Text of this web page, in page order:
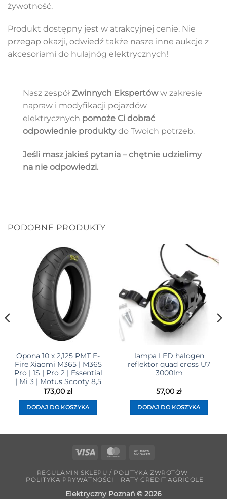
żywotność.
Produkt dostępny jest w atrakcyjnej cenie. Nie
przegap okazji, odwiedź także nasze inne aukcje z
akcesoriami do hulajnóg elektrycznych!
Nasz zespółZwinnych Ekspertóww zakresie
napraw i modyfikacji pojazdów
elektrycznych pomoże Ci dobrać
odpowiednie produktydo Twoich potrzeb.
Jeśli masz jakieś pytania – chętnie udzielimy
na nie odpowiedzi.
PODOBNE PRODUKTY
Opona 10 x 2,125 PMT E-
Fire Xiaomi M365 | M365
Pro | 1S | Pro 2 | Essential
| Mi 3 | Motus Scooty 8,5
173,00 zł
DODAJ DO KOSZYKA
lampa LED halogen
reflektor quad cross U7
3000lm
57,00 zł
DODAJ DO KOSZYKA
Visa MasterCard
REGULAMIN SKLEPU / POLITYKA ZWROTÓW
POLITYKA PRYWATNOŚCI
RATY CREDIT AGRICOLE
Elektryczny Poznań © 2026